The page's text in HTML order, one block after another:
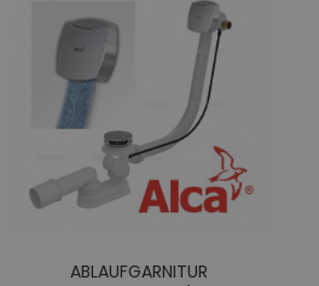
ABLAUFGARNITUR